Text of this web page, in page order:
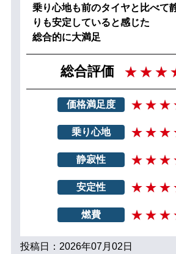
乗り心地も前のタイヤと比べて
りも安定していると感じた
総合的に大満足
総合評価
価格満足度
乗り心地
静寂性
安定性
燃費
投稿日：2026年07月02日